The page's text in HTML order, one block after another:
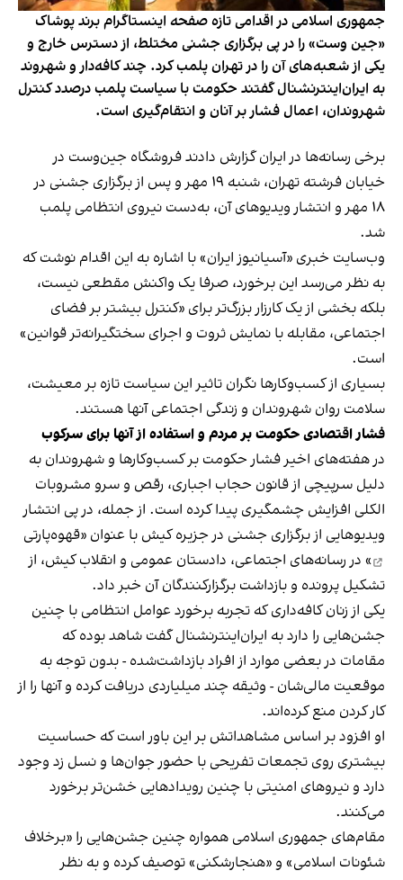
جمهوری اسلامی در اقدامی تازه صفحه اینستاگرام برند پوشاک
«جین وست» را در پی برگزاری جشنی مختلط، از دسترس خارج و
یکی از شعبه‌های آن را در تهران پلمب کرد. چند کافه‌‌دار و شهروند
به ایران‌اینترنشنال گفتند حکومت با سیاست پلمب درصدد کنترل
شهروندان، اعمال فشار بر آنان و انتقام‌گیری است.
برخی رسانه‌ها در ایران گزارش دادند فروشگاه جین‌وست در
خیابان فرشته تهران، شنبه ۱۹ مهر و پس از برگزاری جشنی در
۱۸ مهر و انتشار ویدیوهای آن، به‌دست نیروی انتظامی پلمب
شد.
وب‌سایت خبری «آسیانیوز ایران» با اشاره به این اقدام نوشت که
به نظر می‌رسد این برخورد، صرفا یک واکنش مقطعی نیست،
بلکه بخشی از یک کارزار بزرگ‌تر برای «کنترل بیشتر بر فضای
اجتماعی، مقابله با نمایش ثروت و اجرای سختگیرانه‌تر قوانین»
است.
بسیاری از کسب‌وکارها نگران تاثیر این سیاست‌ تازه بر معیشت،
سلامت روان شهروندان و زندگی اجتماعی آنها هستند.
فشار اقتصادی حکومت بر مردم و استفاده از آنها برای سرکوب
در هفته‌های اخیر فشار حکومت بر کسب‌وکارها و شهروندان به
دلیل سرپیچی از قانون حجاب اجباری، رقص و سرو مشروبات
الکلی افزایش چشمگیری پیدا کرده است. از جمله، در پی انتشار
ویدیوهایی از برگزاری جشنی در جزیره کیش با عنوان «قهوه‌پارتی
» در رسانه‌های اجتماعی، دادستان عمومی و انقلاب کیش، از
تشکیل پرونده و بازداشت برگزارکنندگان آن خبر داد.
یکی از زنان کافه‌داری که تجربه برخورد عوامل انتظامی با چنین
جشن‌هایی را دارد به ایران‌اینترنشنال گفت شاهد بوده که
مقامات در بعضی موارد از افراد بازداشت‌‌شده - بدون توجه به
موقعیت مالی‌شان - وثیقه چند میلیاردی دریافت کرده و آنها را از
کار کردن منع کرده‌اند.
او افزود بر اساس مشاهداتش بر این باور است که حساسیت
بیشتری روی تجمعات تفریحی با حضور جوان‌ها و نسل زد وجود
دارد و نیروهای امنیتی با چنین رویدادهایی خشن‌تر برخورد
می‌کنند.
مقام‌های جمهوری اسلامی همواره چنین جشن‌هایی را «برخلاف
شئونات اسلامی» و «هنجارشکنی» توصیف کرده و به نظر